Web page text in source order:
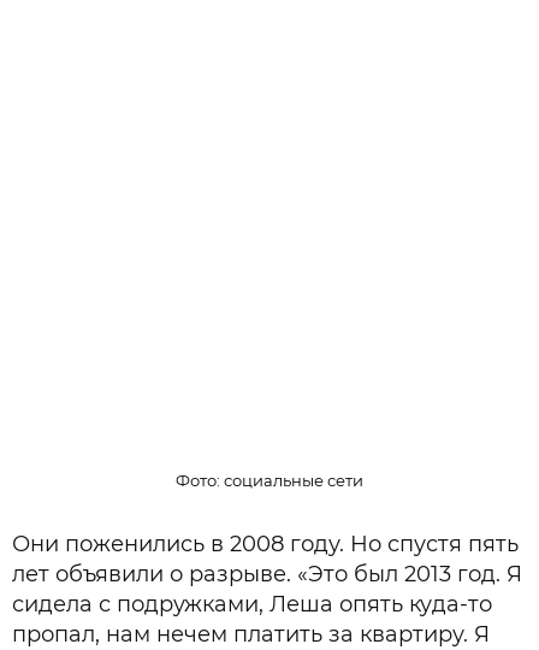
Фото: социальные сети
Они поженились в 2008 году. Но спустя пять
лет объявили о разрыве. «Это был 2013 год. Я
сидела с подружками, Леша опять куда-то
пропал, нам нечем платить за квартиру. Я